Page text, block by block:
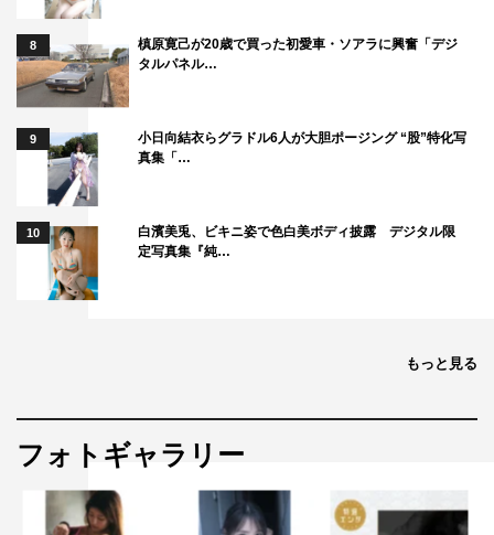
田島貴男 郷ひろみ
8
槙原寛己が20歳で買った初愛車・ソアラに興奮「デジ
タルパネル…
9
小日向結衣らグラドル6人が大胆ポージング “股”特化写
真集「…
10
白濱美兎、ビキニ姿で色白美ボディ披露 デジタル限
定写真集『純…
もっと見る
フォトギャラリー